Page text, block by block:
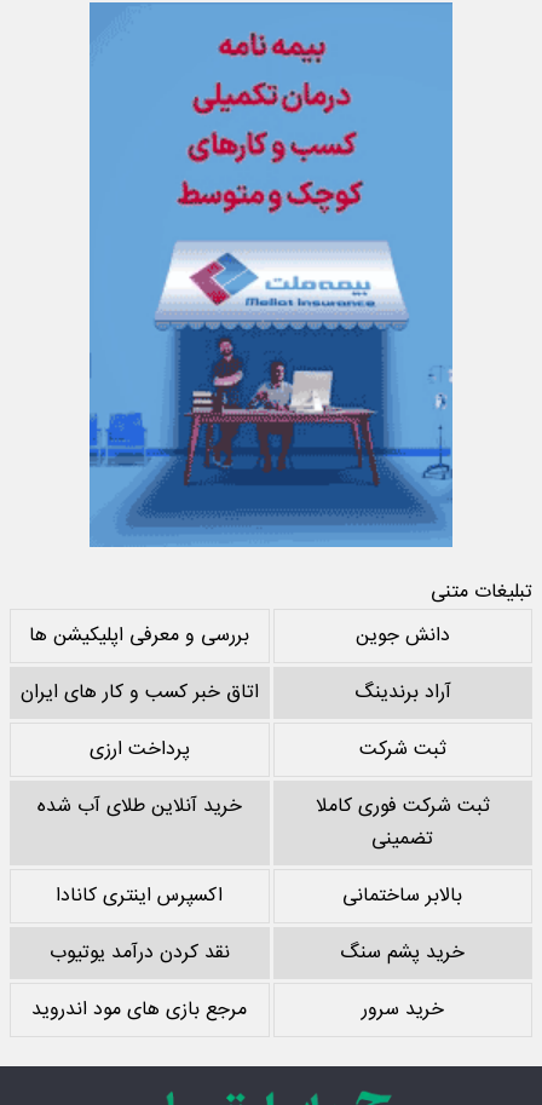
تبلیغات متنی
دانش جوین
بررسی و معرفی اپلیکیشن ها
آراد برندینگ
اتاق خبر کسب و کار های ایران
ثبت شرکت
پرداخت ارزی
ثبت شرکت فوری کاملا
تضمینی
خرید آنلاین طلای آب شده
بالابر ساختمانی
اکسپرس اینتری کانادا
خرید پشم سنگ
نقد کردن درآمد یوتیوب
خرید سرور
مرجع بازی های مود اندروید